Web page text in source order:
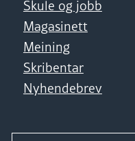
Skule og jobb
Magasinett
Meining
Skribentar
Nyhendebrev